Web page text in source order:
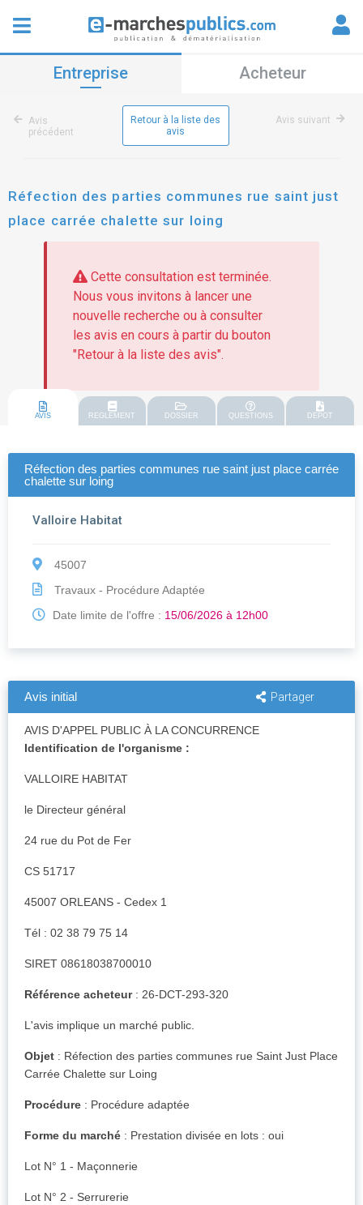
Entreprise Acheteur
Avis
précédent
Retour à la liste des
avis
Avis suivant
Réfection des parties communes rue saint just
place carrée chalette sur loing
Cette consultation est terminée.
Nous vous invitons à lancer une
nouvelle recherche ou à consulter
les avis en cours à partir du bouton
"Retour à la liste des avis".
AVIS REGLEMENT DOSSIER QUESTIONS DEPOT
Réfection des parties communes rue saint just place carrée
chalette sur loing
Valloire Habitat
45007
Travaux - Procédure Adaptée
Date limite de l'offre : 15/06/2026 à 12h00
Avis initial Partager
AVIS D'APPEL PUBLIC À LA CONCURRENCE
Identification de l'organisme :
VALLOIRE HABITAT
le Directeur général
24 rue du Pot de Fer
CS 51717
45007 ORLEANS - Cedex 1
Tél : 02 38 79 75 14
SIRET 08618038700010
Référence acheteur: 26-DCT-293-320
L'avis implique un marché public.
Objet : Réfection des parties communes rue Saint Just Place
Carrée Chalette sur Loing
Procédure : Procédure adaptée
Forme du marché : Prestation divisée en lots : oui
Lot N° 1 - Maçonnerie
Lot N° 2 - Serrurerie